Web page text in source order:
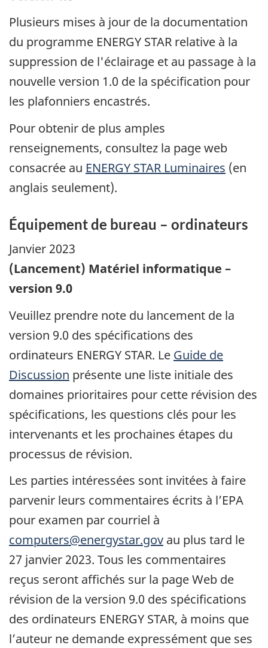
Plusieurs mises à jour de la documentation
du programme ENERGY STAR relative à la
suppression de l'éclairage et au passage à la
nouvelle version 1.0 de la spécification pour
les plafonniers encastrés.
Pour obtenir de plus amples
renseignements, consultez la page web
consacrée au ENERGY STAR Luminaires (en
anglais seulement).
Équipement de bureau – ordinateurs
Janvier 2023
(Lancement) Matériel informatique –
version 9.0
Veuillez prendre note du lancement de la
version 9.0 des spécifications des
ordinateurs ENERGY STAR. Le Guide de
Discussion présente une liste initiale des
domaines prioritaires pour cette révision des
spécifications, les questions clés pour les
intervenants et les prochaines étapes du
processus de révision.
Les parties intéressées sont invitées à faire
parvenir leurs commentaires écrits à l’EPA
pour examen par courriel à
computers@energystar.gov au plus tard le
27 janvier 2023. Tous les commentaires
reçus seront affichés sur la page Web de
révision de la version 9.0 des spécifications
des ordinateurs ENERGY STAR, à moins que
l’auteur ne demande expressément que ses